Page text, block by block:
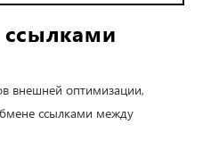
внешней оптимизации,
ссылками между